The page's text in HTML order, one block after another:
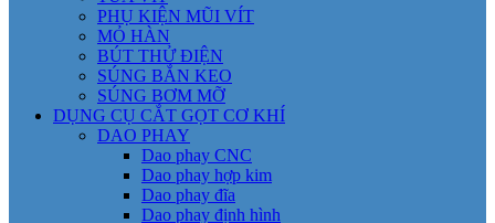
PHỤ KIỆN MŨI VÍT
MỎ HÀN
BÚT THỬ ĐIỆN
SÚNG BẮN KEO
SÚNG BƠM MỠ
DỤNG CỤ CẮT GỌT CƠ KHÍ
DAO PHAY
Dao phay CNC
Dao phay hợp kim
Dao phay đĩa
Dao phay định hình